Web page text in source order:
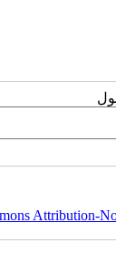
Attribution-